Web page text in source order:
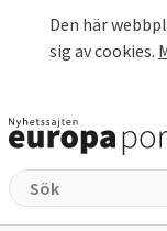
Den här
sig av cookies.